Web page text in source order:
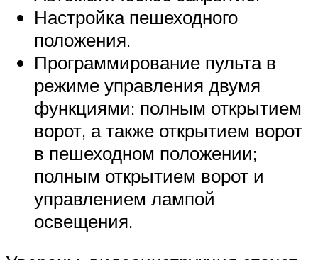
Настройка пешеходного
положения.
Программирование пульта в
режиме управления двумя
функциями: полным открытием
ворот, а также открытием ворот
в пешеходном положении;
полным открытием ворот и
управлением лампой
освещения.